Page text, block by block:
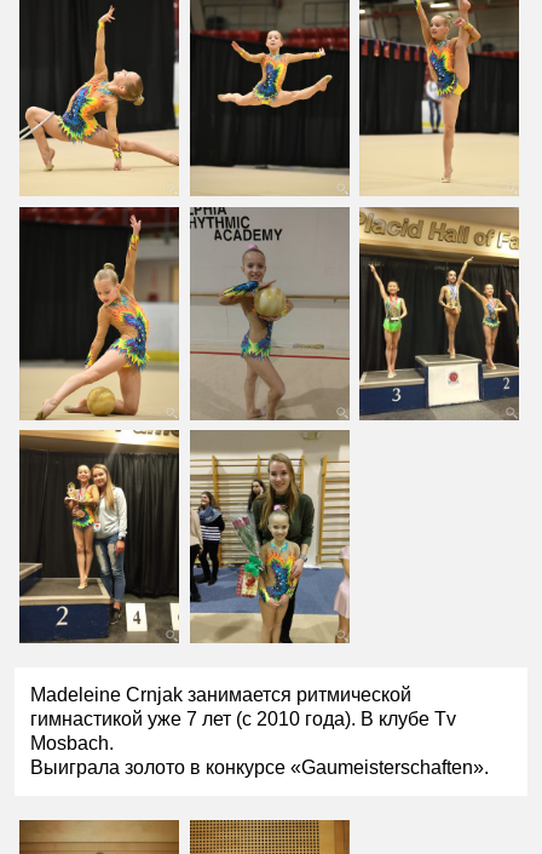
Madeleine Crnjak занимается ритмической
гимнастикой уже 7 лет (с 2010 года). В клубе Tv
Mosbach.
Выиграла золото в конкурсе «Gaumeisterschaften».